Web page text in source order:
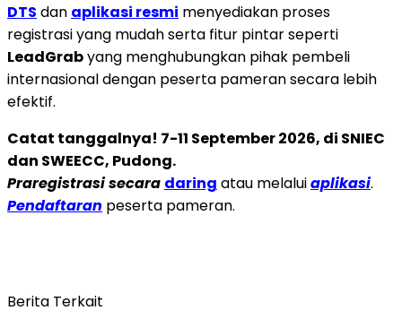
DTS dan aplikasi resmi menyediakan proses
registrasi yang mudah serta fitur pintar seperti
LeadGrabyang menghubungkan pihak pembeli
internasional dengan peserta pameran secara lebih
efektif.
Catat tanggalnya! 7-11 September 2026, di SNIEC
dan SWEECC, Pudong.
Praregistrasi secara daring atau melaluiaplikasi.
Pendaftaran peserta pameran.
Berita Terkait